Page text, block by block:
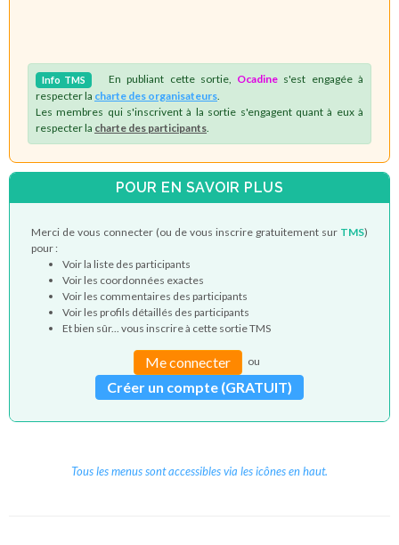
Info TMS En publiant cette sortie, Ocadine s'est engagée à
respecter la charte des organisateurs
Les membres qui s'inscrivent à la sortie s'engagent quant à eux à
respecter la charte des participants
POUR EN SAVOIR PLUS
Merci de vous connecter (ou de vous inscrire gratuitement sur TMS)
pour :
Voir la liste des participants
Voir les coordonnées exactes
Voir les commentaires des participants
Voir les profils détaillés des participants
Et bien sûr... vous inscrire à cette sortie TMS
Me connecter ou
Créer un compte (GRATUIT)
Tous les menus sont accessibles via les icônes en haut.